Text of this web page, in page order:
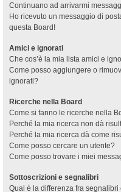
Continuano ad arrivarmi
Ho ricevuto un messaggio di
questa Board!
Amici e ignorati
Che cos’è la mia lista amici e
Come posso aggiungere o
ignorati?
Ricerche nella Board
Come si fanno le ricerche nella
Perché la mia ricerca non dà
Perché la mia ricerca dà come
Come posso cercare un utente?
Come posso trovare i miei
Sottoscrizioni e segnalibri
Qual è la differenza fra segnalibri